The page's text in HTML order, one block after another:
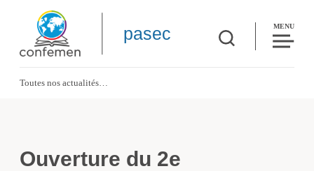
pasec MENU
Toutes nos actualités
Ouverture du 2e